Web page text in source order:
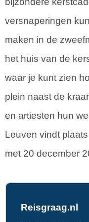
versnaperingen
maken in de
het huis van de
waar je kunt zien
plein naast de
en artiesten hun
Leuven vindt
met 20 december
Reisgraag.nl